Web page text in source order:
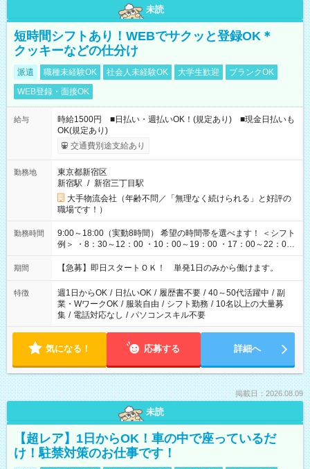
未読
短時間シフトあり！WEBでサクッと登録OK＊
クッキーなどの仕分け
派遣 職種未経験OK 社会人未経験OK 大学生歓迎
ブランクOK
WEB登録・面接OK
給与
時給1500円 ■日払い・週払いOK！(規定あり) ■現金日払いも
OK(規定あり)
交通費別途支給あり
勤務地
東京都新宿区
新宿駅 / 新宿三丁目駅
大手物流会社（年齢不問／「無理なく続けられる」と好評の
職場です！）
勤務時間
9:00～18:00（実動8時間） 希望の時間帯を選べます！ ＜シフト
例＞ ・8：30～12：00 ・10：00～19：00 ・17：00～22：00
・13：00～22：00 ・22：00～翌6：00 など
期間 【急募】即日スタートＯＫ！ 単発1日のみから働けます。
特徴 週1日からOK / 日払いOK / 履歴書不要 / 40～50代活躍中 / 副
業・WワークOK / 服装自由 / シフト勤務 / 10名以上の大量募
集 / 電話対応なし / パソコンスキル不要
気になる！ 応募する 詳細へ
掲載日：2026.08.09
未読
【超レア】1日からOK！車の中で座っているだ
け！駐禁対策のお仕事です！